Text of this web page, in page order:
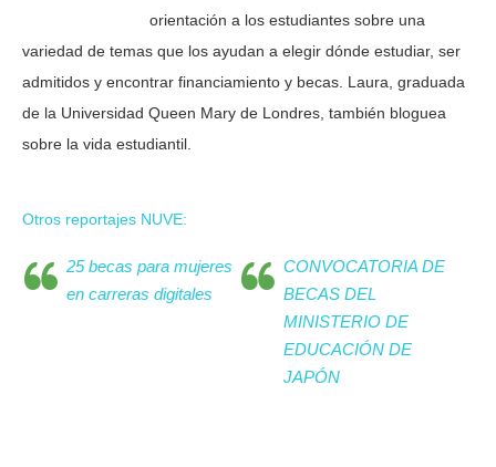
orientación a los estudiantes sobre una
variedad de temas que los ayudan a elegir dónde estudiar, ser
admitidos y encontrar financiamiento y becas. Laura, graduada
de la Universidad Queen Mary de Londres, también bloguea
sobre la vida estudiantil.
Otros reportajes NUVE:
25 becas para mujeres
en carreras digitales
CONVOCATORIA DE
BECAS DEL
MINISTERIO DE
EDUCACIÓN DE
JAPÓN